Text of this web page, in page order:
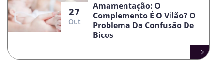
27
Out
Amamentação: O
Complemento É O Vilão? O
Problema Da Confusão De
Bicos